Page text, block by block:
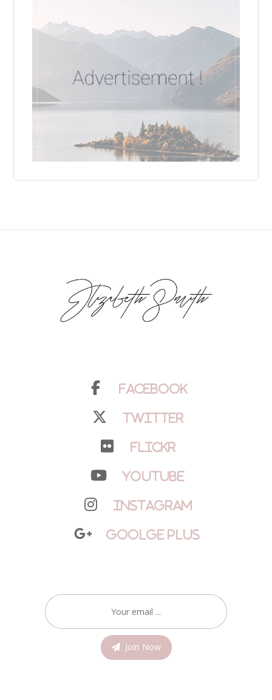
Facebook
Twitter
Flickr
YouTube
Instagram
Goolge Plus
Join Now